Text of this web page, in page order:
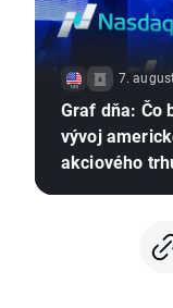
7.
Graf dňa: Čo
vývoj
akciového